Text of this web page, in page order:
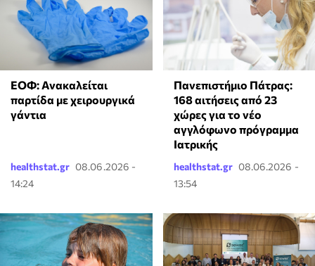
ΕΟΦ: Ανακαλείται
παρτίδα με χειρουργικά
γάντια
healthstat.gr 08.06.2026 -
14:24
Πανεπιστήμιο Πάτρας:
168 αιτήσεις από 23
χώρες για το νέο
αγγλόφωνο πρόγραμμα
Ιατρικής
healthstat.gr 08.06.2026 -
13:54